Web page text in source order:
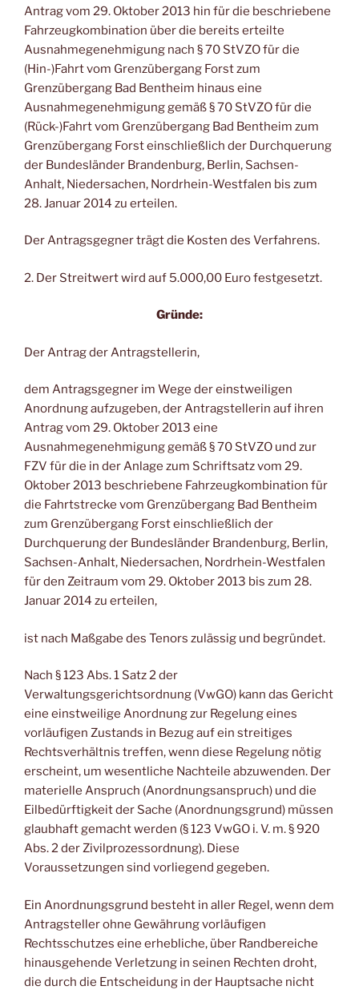
Antrag vom 29. Oktober 2013 hin für die beschriebene
Fahrzeugkombination über die bereits erteilte
Ausnahmegenehmigung nach § 70 StVZO für die
(Hin-)Fahrt vom Grenzübergang Forst zum
Grenzübergang Bad Bentheim hinaus eine
Ausnahmegenehmigung gemäß § 70 StVZO für die
(Rück-)Fahrt vom Grenzübergang Bad Bentheim zum
Grenzübergang Forst einschließlich der Durchquerung
der Bundesländer Brandenburg, Berlin, Sachsen-
Anhalt, Niedersachen, Nordrhein-Westfalen bis zum
28. Januar 2014 zu erteilen.
Der Antragsgegner trägt die Kosten des Verfahrens.
2. Der Streitwert wird auf 5.000,00 Euro festgesetzt.
Gründe:
Der Antrag der Antragstellerin,
dem Antragsgegner im Wege der einstweiligen
Anordnung aufzugeben, der Antragstellerin auf ihren
Antrag vom 29. Oktober 2013 eine
Ausnahmegenehmigung gemäß § 70 StVZO und zur
FZV für die in der Anlage zum Schriftsatz vom 29.
Oktober 2013 beschriebene Fahrzeugkombination für
die Fahrtstrecke vom Grenzübergang Bad Bentheim
zum Grenzübergang Forst einschließlich der
Durchquerung der Bundesländer Brandenburg, Berlin,
Sachsen-Anhalt, Niedersachen, Nordrhein-Westfalen
für den Zeitraum vom 29. Oktober 2013 bis zum 28.
Januar 2014 zu erteilen,
ist nach Maßgabe des Tenors zulässig und begründet.
Nach § 123 Abs. 1 Satz 2 der
Verwaltungsgerichtsordnung (VwGO) kann das Gericht
eine einstweilige Anordnung zur Regelung eines
vorläufigen Zustands in Bezug auf ein streitiges
Rechtsverhältnis treffen, wenn diese Regelung nötig
erscheint, um wesentliche Nachteile abzuwenden. Der
materielle Anspruch (Anordnungsanspruch) und die
Eilbedürftigkeit der Sache (Anordnungsgrund) müssen
glaubhaft gemacht werden (§ 123 VwGO i. V. m. § 920
Abs. 2 der Zivilprozessordnung). Diese
Voraussetzungen sind vorliegend gegeben.
Ein Anordnungsgrund besteht in aller Regel, wenn dem
Antragsteller ohne Gewährung vorläufigen
Rechtsschutzes eine erhebliche, über Randbereiche
hinausgehende Verletzung in seinen Rechten droht,
die durch die Entscheidung in der Hauptsache nicht